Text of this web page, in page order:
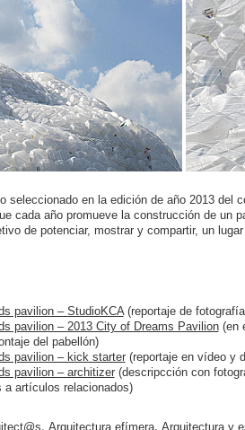
seleccionado en la edición de año 2013 del
cada año promueve la construcción de un
de potenciar, mostrar y compartir, un
pavilion – StudioKCA(reportaje de
pavilion – 2013 City of Dreams Pavilion(en
del pabellón)
pavilion – kick starter(reportaje en vídeo y
pavilion – architizer(descripcción con
a artículos relacionados)
, Arquitectura efímera, Arquitectura y